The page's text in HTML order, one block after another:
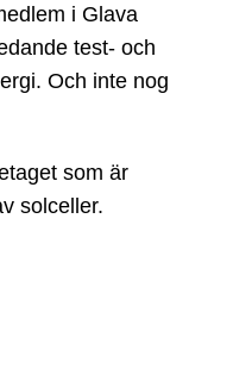
i Glava
test- och
Och inte nog
som är
solceller.